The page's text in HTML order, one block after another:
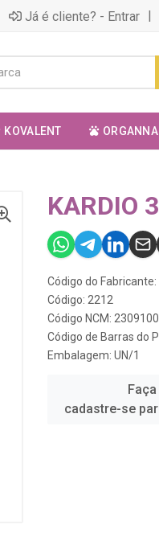
Já é cliente? - Entrar |
KOVALENT
KARDIO
Código do
Código: 2212
Código NCM:
Código de Barras do
Embalagem: UN/1
cadastre-se